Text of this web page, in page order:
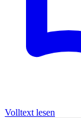
Volltext lesen